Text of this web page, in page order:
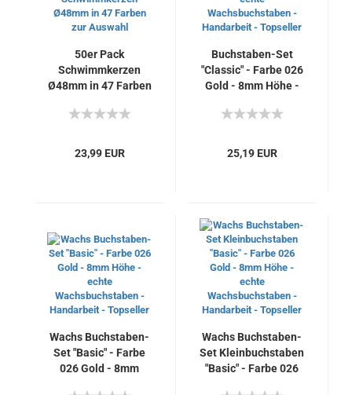
50er Pack
Schwimmkerzen
Ø48mm in 47 Farben
23,99 EUR
Buchstaben-Set
"Classic" - Farbe 026
Gold - 8mm Höhe -
Wachsbuchstaben -
Topseller
25,19 EUR
Wachs Buchstaben-
Set "Basic" - Farbe
026 Gold - 8mm
Wachs Buchstaben-
Set Kleinbuchstaben
"Basic" - Farbe 026